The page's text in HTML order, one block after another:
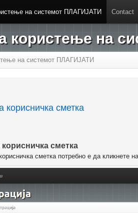
на системот ПЛАГИЈАТИ Contact
користење на
на системот ПЛАГИЈАТИ
корисничка сметка
сметка
сметка потребно е да кликнете